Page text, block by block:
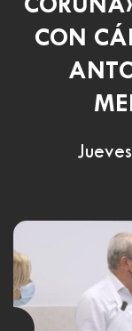
CON